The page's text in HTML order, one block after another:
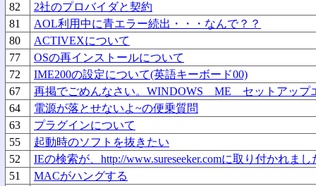
82
2社のプロバイダと契約
81
AOL利用中に青エラー続出・・・なんで？？
80
ACTIVEXについて
77
OSの再インストールについて
72
IME200の設定について(英語キーボード00)
67
再掲でごめんなさい。WINDOWS ME セットアップ
64
電源が落とせないよ~の便乗質問
63
プラグインについて
55
起動時のソフトを抜きたい
52
IEの検索が、http://www.sureseeker.comに取り付かれまし
51
MACがハングする